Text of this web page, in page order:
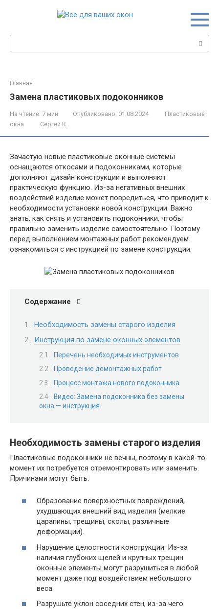
Главная
Замена пластиковых подоконников
На чтение: 7 мин Опубликовано: 01.08.2024
Пластиковые
окна
Сергей К.
Зачастую новые пластиковые оконные системы
оснащаются откосами и подоконниками, которые
дополняют дизайн конструкции и выполняют
практическую функцию. Из-за негативных внешних
воздействий изделие может повредиться, что приводит к
необходимости установки новой конструкции. Важно
знать, как снять и установить подоконники, чтобы
правильно заменить изделие самостоятельно. Поэтому
перед выполнением монтажных работ рекомендуем
ознакомиться с инструкцией по замене конструкции.
Содержание
Необходимость замены старого изделия
Инструкция по замене оконных элементов
Перечень необходимых инструментов
Проведение демонтажных работ
Процесс монтажа нового подоконника
Видео: Замена подоконника без замены
окна — инструкция
Необходимость замены старого изделия
Пластиковые подоконники не вечны, поэтому в какой-то
момент их потребуется отремонтировать или заменить.
Причинами могут быть:
Образование поверхностных повреждений,
ухудшающих внешний вид изделия (мелкие
царапины, трещины, сколы, различные
деформации).
Нарушение целостности конструкции: Из-за
наличия глубоких щелей и крупных трещин
оконные элементы могут разрушиться в любой
момент даже под воздействием небольшого
веса.
Разрушьте уклон соседних стен, из-за чего